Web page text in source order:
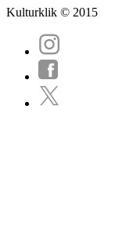
Kulturklik © 2015